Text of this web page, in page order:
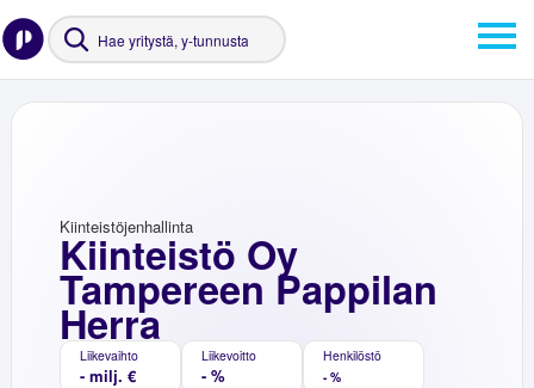
Kiinteistö Oy
Tampereen Pappilan
Herra
Kiinteistöjenhallinta
Liikevaihto
- milj. €
Liikevoitto
- %
Henkilöstö
- %